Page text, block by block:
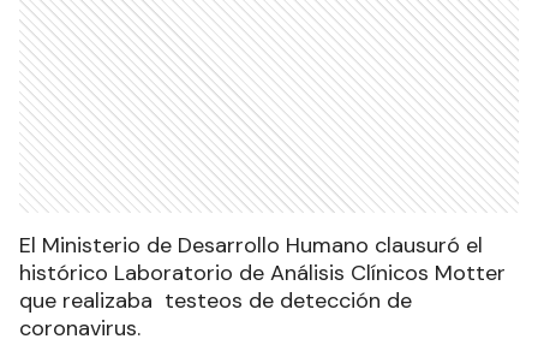
El Ministerio de Desarrollo Humano clausuró el
histórico Laboratorio de Análisis Clínicos Motter
que realizaba testeos de detección de
coronavirus.